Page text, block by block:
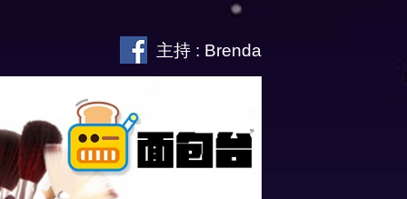
主持 : Brenda